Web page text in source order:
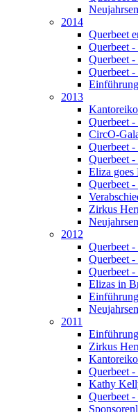
2014
Querbeet
Querbeet
Querbeet
Querbeet
2013
Querbeet
CircO-
Querbeet
Querbeet
Eliza
Querbeet
Zirkus
2012
Querbeet
Querbeet
Querbeet
Elizas in
2011
Zirkus
Querbeet -
Kathy
Querbeet